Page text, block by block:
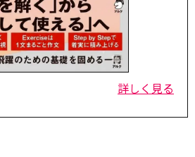
詳しく見る